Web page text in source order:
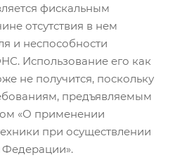
фискальным
отсутствия в нем
и неспособности
Использование его как
не получится, поскольку
предъявляемым
«О применении
при осуществлении
Федерации».